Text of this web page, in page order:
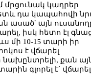
մրցունակ կադրեր
դա կապահովի
ասած՝ այն
իսկ հետո էլ
մի 10-15 տարի իր
է վճարել
քան
գլորել է՝